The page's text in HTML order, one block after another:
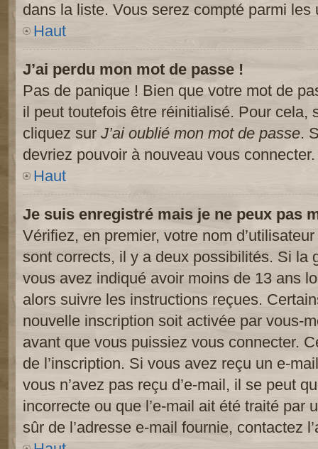
dans la liste. Vous serez compté parmi
Haut
J’ai perdu mon mot de passe !
Pas de panique ! Bien que votre mot de
il peut toutefois être réinitialisé. Pour cela,
cliquez sur J’ai oublié mon mot de passe.
devriez pouvoir à nouveau vous connecter.
Haut
Je suis enregistré mais je ne peux pas
Vérifiez, en premier, votre nom
sont corrects, il y a deux possibilités. Si la
vous avez indiqué avoir moins de 13 ans
alors suivre les instructions reçues.
nouvelle inscription soit activée par vous-
avant que vous puissiez vous connecter.
de l’inscription. Si vous avez reçu un e-
vous n’avez pas reçu d’e-mail, il se peut
incorrecte ou que l’e-mail ait été traité par
sûr de l’adresse e-mail fournie, contactez